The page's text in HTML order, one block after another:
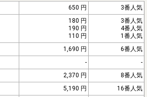
650 円 3番人気
180 円
190 円
110 円
3番人気
4番人気
1番人気
1,690 円
6番人気
-
-
2,370 円
8番人気
5,190 円 16番人気